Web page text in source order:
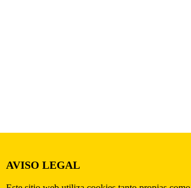
AVISO LEGAL